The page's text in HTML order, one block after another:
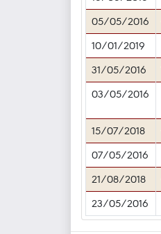
05/05/2016
10/01/2019
31/05/2016
03/05/2016
15/07/2018
07/05/2016
21/08/2018
23/05/2016